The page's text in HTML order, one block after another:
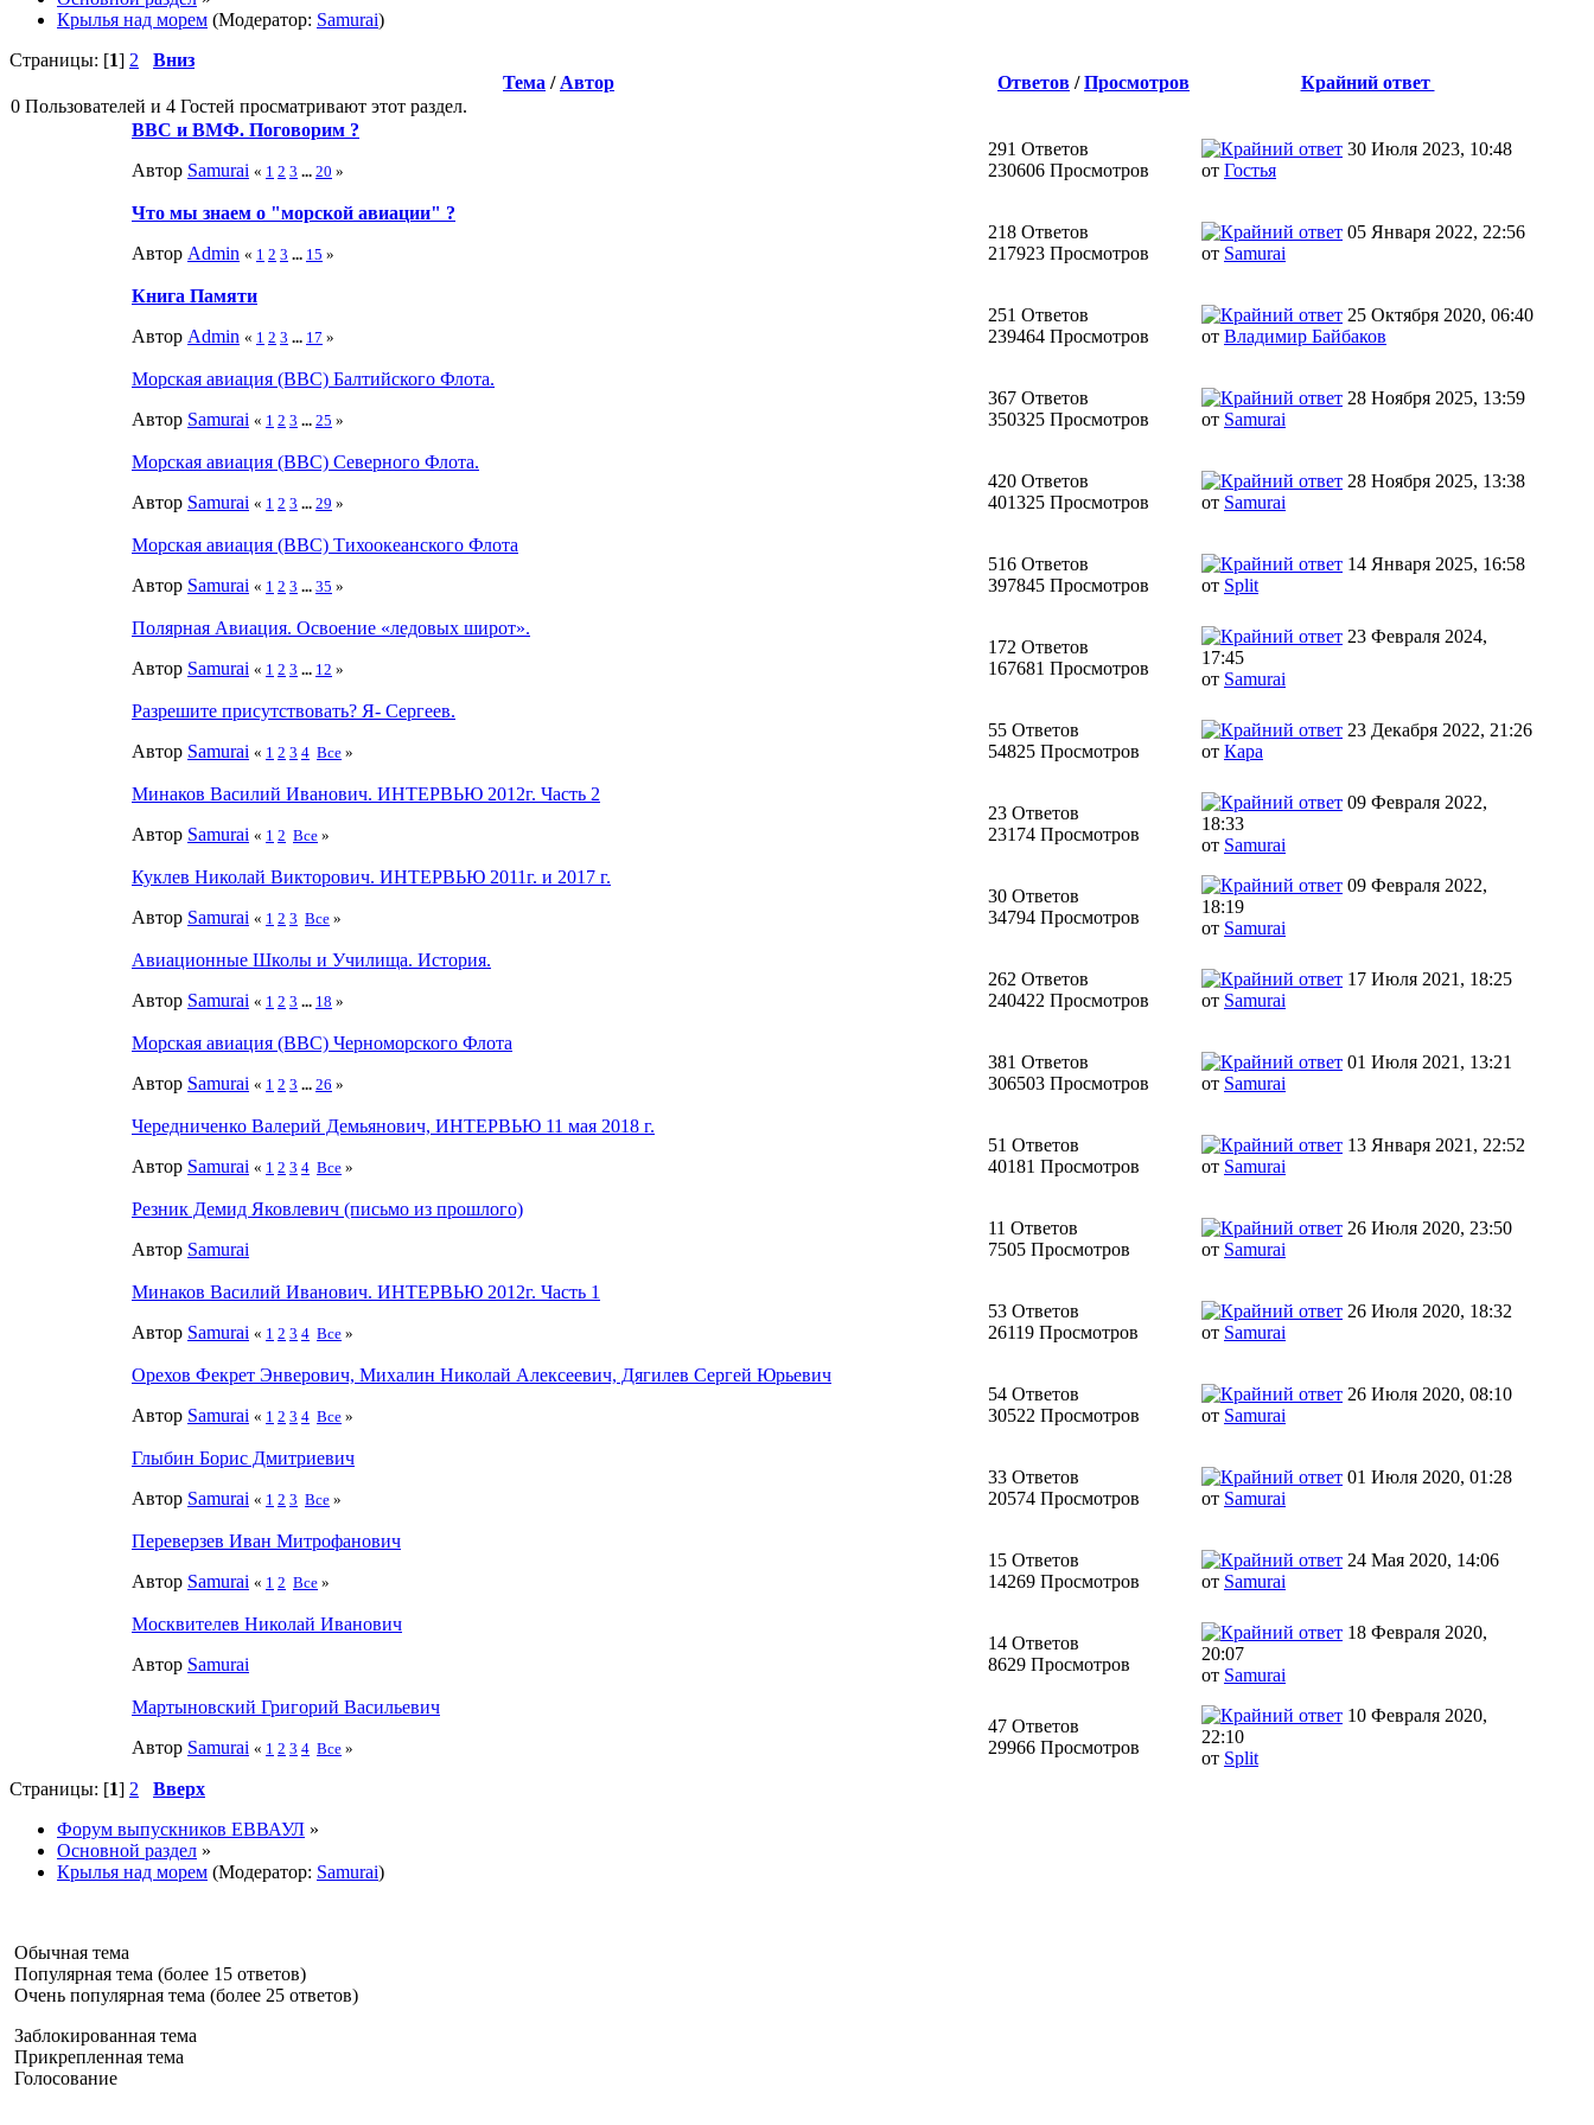
Крылья над морем (Модератор: Samurai)
Страницы: [1] 2
Вниз
Тема / Автор Ответов /Просмотров
Крайний ответ
0 Пользователей и 4 Гостей просматривают этот раздел.
ВВС и ВМФ. Поговорим ?
Автор Samurai « 1 2 3 ... 20 »
291 Ответов
230606 Просмотров
30 Июля 2023, 10:48
от Гостья
Что мы знаем о "морской авиации" ?
Автор Admin « 1 2 3 ... 15 »
218 Ответов
217923 Просмотров
05 Января 2022, 22:56
от Samurai
Книга Памяти
Автор Admin « 1 2 3 ... 17 »
251 Ответов
239464 Просмотров
25 Октября 2020, 06:40
от Владимир Байбаков
Морская авиация (ВВС) Балтийского Флота.
Автор Samurai « 1 2 3 ... 25 »
367 Ответов
350325 Просмотров
28 Ноября 2025, 13:59
от Samurai
Морская авиация (ВВС) Северного Флота.
Автор Samurai « 1 2 3 ... 29 »
420 Ответов
401325 Просмотров
28 Ноября 2025, 13:38
от Samurai
Морская авиация (ВВС) Тихоокеанского Флота
Автор Samurai « 1 2 3 ... 35 »
516 Ответов
397845 Просмотров
14 Января 2025, 16:58
от Split
Полярная Авиация. Освоение «ледовых широт».
Автор Samurai « 1 2 3 ... 12 »
172 Ответов
167681 Просмотров
23 Февраля 2024,
17:45
от Samurai
Разрешите присутствовать? Я- Сергеев.
Автор Samurai « 1 2 3 4 Все »
55 Ответов
54825 Просмотров
23 Декабря 2022, 21:26
от Кара
Минаков Василий Иванович. ИНТЕРВЬЮ 2012г. Часть 2
Автор Samurai « 1 2 Все »
23 Ответов
23174 Просмотров
09 Февраля 2022,
18:33
от Samurai
Куклев Николай Викторович. ИНТЕРВЬЮ 2011г. и 2017 г.
Автор Samurai « 1 2 3 Все »
30 Ответов
34794 Просмотров
09 Февраля 2022,
18:19
от Samurai
Авиационные Школы и Училища. История.
Автор Samurai « 1 2 3 ... 18 »
262 Ответов
240422 Просмотров
17 Июля 2021, 18:25
от Samurai
Морская авиация (ВВС) Черноморского Флота
Автор Samurai « 1 2 3 ... 26 »
381 Ответов
306503 Просмотров
01 Июля 2021, 13:21
от Samurai
Чередниченко Валерий Демьянович, ИНТЕРВЬЮ 11 мая 2018 г.
Автор Samurai « 1 2 3 4 Все »
51 Ответов
40181 Просмотров
13 Января 2021, 22:52
от Samurai
Резник Демид Яковлевич (письмо из прошлого)
Автор Samurai
11 Ответов
7505 Просмотров
26 Июля 2020, 23:50
от Samurai
Минаков Василий Иванович. ИНТЕРВЬЮ 2012г. Часть 1
Автор Samurai « 1 2 3 4 Все »
53 Ответов
26119 Просмотров
26 Июля 2020, 18:32
от Samurai
Орехов Фекрет Энверович, Михалин Николай Алексеевич, Дягилев Сергей Юрьевич
Автор Samurai « 1 2 3 4 Все »
54 Ответов
30522 Просмотров
26 Июля 2020, 08:10
от Samurai
Глыбин Борис Дмитриевич
Автор Samurai « 1 2 3 Все »
33 Ответов
20574 Просмотров
01 Июля 2020, 01:28
от Samurai
Переверзев Иван Митрофанович
Автор Samurai « 1 2 Все »
15 Ответов
14269 Просмотров
24 Мая 2020, 14:06
от Samurai
Москвителев Николай Иванович
Автор Samurai
14 Ответов
8629 Просмотров
18 Февраля 2020,
20:07
от Samurai
Мартыновский Григорий Васильевич
Автор Samurai « 1 2 3 4 Все »
47 Ответов
29966 Просмотров
10 Февраля 2020,
22:10
от Split
Страницы: [1] 2
Вверх
Форум выпускников ЕВВАУЛ »
Основной раздел »
Крылья над морем (Модератор: Samurai)
Обычная тема
Популярная тема (более 15 ответов)
Очень популярная тема (более 25 ответов)
Заблокированная тема
Прикрепленная тема
Голосование